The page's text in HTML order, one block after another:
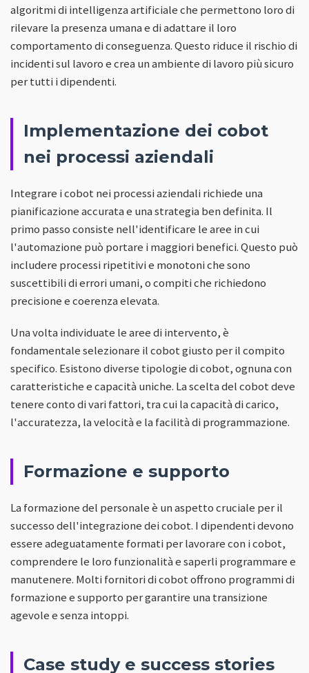
algoritmi di intelligenza artificiale che permettono loro di
rilevare la presenza umana e di adattare il loro
comportamento di conseguenza. Questo riduce il rischio di
incidenti sul lavoro e crea un ambiente di lavoro più sicuro
per tutti i dipendenti.
Implementazione dei cobot
nei processi aziendali
Integrare i cobot nei processi aziendali richiede una
pianificazione accurata e una strategia ben definita. Il
primo passo consiste nell'identificare le aree in cui
l'automazione può portare i maggiori benefici. Questo può
includere processi ripetitivi e monotoni che sono
suscettibili di errori umani, o compiti che richiedono
precisione e coerenza elevata.
Una volta individuate le aree di intervento, è
fondamentale selezionare il cobot giusto per il compito
specifico. Esistono diverse tipologie di cobot, ognuna con
caratteristiche e capacità uniche. La scelta del cobot deve
tenere conto di vari fattori, tra cui la capacità di carico,
l'accuratezza, la velocità e la facilità di programmazione.
Formazione e supporto
La formazione del personale è un aspetto cruciale per il
successo dell'integrazione dei cobot. I dipendenti devono
essere adeguatamente formati per lavorare con i cobot,
comprendere le loro funzionalità e saperli programmare e
manutenere. Molti fornitori di cobot offrono programmi di
formazione e supporto per garantire una transizione
agevole e senza intoppi.
Case study e success stories